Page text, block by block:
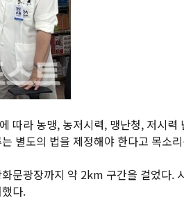
따라 농맹, 농저시력, 맹난청, 저시력
별도의 법을 제정해야 한다고 목소
문광장까지 약 2km 구간을 걸었다.
다.